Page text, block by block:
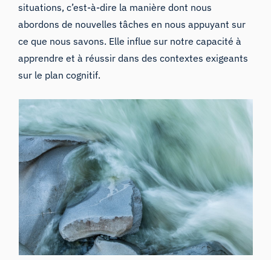
situations, c’est-à-dire la manière dont nous
abordons de nouvelles tâches en nous appuyant sur
ce que nous savons. Elle influe sur notre capacité à
apprendre et à réussir dans des contextes exigeants
sur le plan cognitif.